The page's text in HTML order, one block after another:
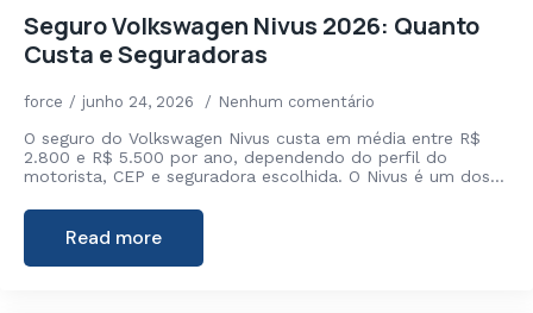
Seguro Volkswagen Nivus 2026: Quanto
Custa e Seguradoras
force junho 24, 2026 Nenhum comentário
O seguro do Volkswagen Nivus custa em média entre R$
2.800 e R$ 5.500 por ano, dependendo do perfil do
motorista, CEP e seguradora escolhida. O Nivus é um dos…
Read more